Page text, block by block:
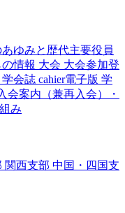
ゆみと歴代主要役員
情報 大会 大会参加登
会誌 cahier電子版 学
会案内（兼再入会）・
み
関西支部 中国・四国支